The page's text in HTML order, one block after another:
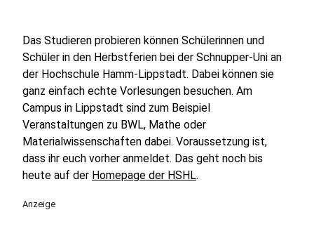
Das Studieren probieren können Schülerinnen und
Schüler in den Herbstferien bei der Schnupper-Uni an
der Hochschule Hamm-Lippstadt. Dabei können sie
ganz einfach echte Vorlesungen besuchen. Am
Campus in Lippstadt sind zum Beispiel
Veranstaltungen zu BWL, Mathe oder
Materialwissenschaften dabei. Voraussetzung ist,
dass ihr euch vorher anmeldet. Das geht noch bis
heute auf der Homepage der HSHL.
Anzeige